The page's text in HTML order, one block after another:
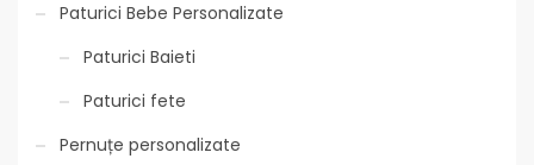
Paturici Bebe Personalizate
Paturici Baieti
Paturici fete
Pernuțe personalizate